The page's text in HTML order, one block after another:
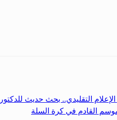
التقليدي.. بحث حديث
القادم في كرة السلة